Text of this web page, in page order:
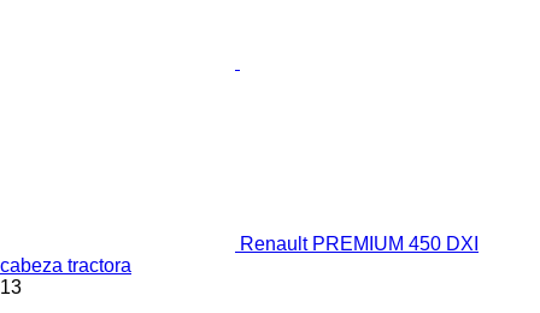
Renault PREMIUM 450 DXI
cabeza tractora
13